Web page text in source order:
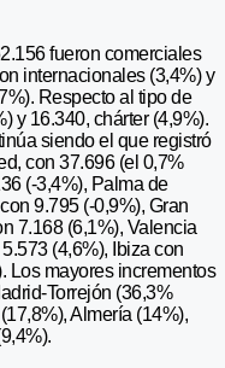
fueron comerciales
internacionales (3,4%) y
Respecto al tipo de
y 16.340, chárter (4,9%).
siendo el que registró
con 37.696 (el 0,7%
(-3,4%), Palma de
9.795 (-0,9%), Gran
7.168 (6,1%), Valencia
(4,6%), Ibiza con
Los mayores incrementos
Torrejón (36,3%
Almería (14%),